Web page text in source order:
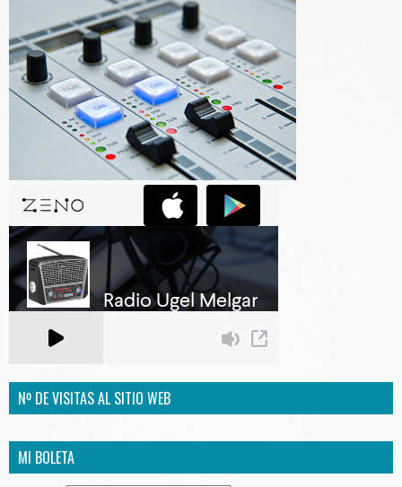
Nº DE VISITAS AL SITIO WEB
MI BOLETA